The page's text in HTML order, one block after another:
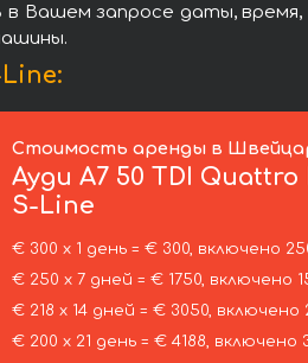
в Вашем запросе даты,
Стоимость аренды в
Ауди A7 50 TDI
S-Line
€ 300 х 1 день = € 300, включено
€ 250 х 7 дней = € 1750, включено
€ 218 х 14 дней = € 3050, включено
€ 200 х 21 день = € 4188, включено